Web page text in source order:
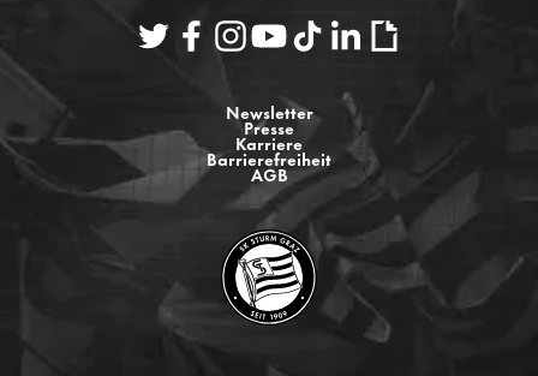
Newsletter
Presse
Karriere
Barrierefreiheit
AGB